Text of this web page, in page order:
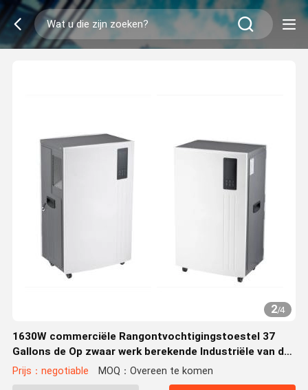
2/4
1630W commerciële Rangontvochtigingstoestel 37
Gallons de Op zwaar werk berekende Industriële van de
Waterschade Restauratie
Prijs：negotiable MOQ：Overeen te komen